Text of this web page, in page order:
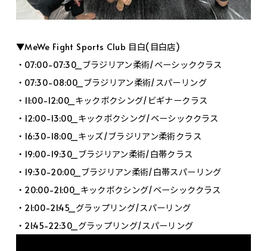
▼MeWe Fight Sports Club 目白(目白店)
・07:00-07:30_ブラジリアン柔術/ベーシッククラス
・07:30-08:00_ブラジリアン柔術/スパーリング
・11:00-12:00_キックボクシング/ビギナークラス
・12:00-13:00_キックボクシング/ベーシッククラス
・16:30-18:00_キッズ/ブラジリアン柔術クラス
・19:00-19:30_ブラジリアン柔術/白帯クラス
・19:30-20:00_ブラジリアン柔術/白帯スパーリング
・20:00-21:00_キックボクシング/ベーシッククラス
・21:00-21:45_グラップリング/スパーリング
・21:45-22:30_グラップリング/スパーリング